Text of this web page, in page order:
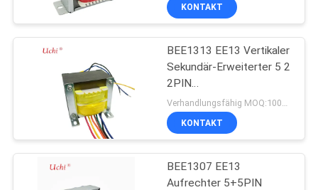
AUSFLUG
QUALITÄTSKONTROLLE
TRETEN
MIT
Thermisch
geschützter Varistor
18
Vorrichtung
KONTAKT
BEE1313 EE13 Vertikaler
Sekundär-Erweiterter 5 2
2PIN
für reibungslose 3-
Phasen-
KONTAKT
BEE1307 EE13
Aufrechter 5+5PIN